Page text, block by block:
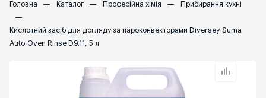
Головна — Каталог — Професійна хімія — Прибирання кухні
—
Кислотний засіб для догляду за пароконвекторами Diversey Suma
Auto Oven Rinse D9.11, 5 л